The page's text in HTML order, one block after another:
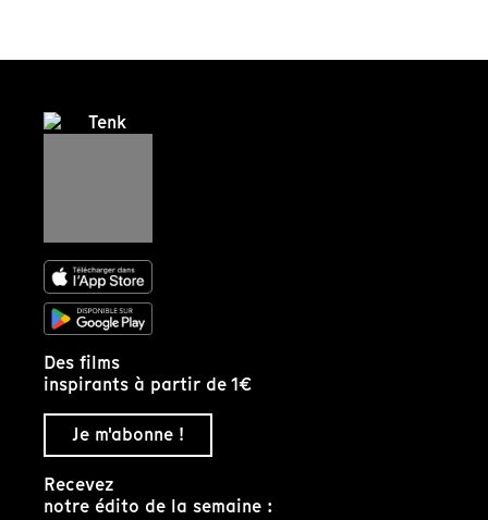
Des films
inspirants à partir de 1€
Je m'abonne !
Recevez
notre édito de la semaine :